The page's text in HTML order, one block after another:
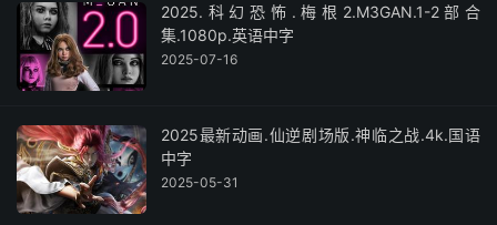
2025.科幻恐怖.梅根2.M3GAN.1-2部合
集.1080p.英语中字
2025-07-16
2025最新动画.仙逆剧场版.神临之战.4k.国语
中字
2025-05-31